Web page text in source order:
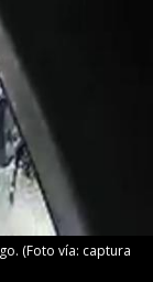
(Foto vía: captura